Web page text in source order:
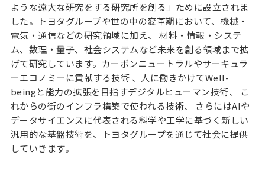
ような遠大な研究をする研究所を創る」ために設立されま
した。トヨタグループや世の中の変革期において、機械・
電気・通信などの研究領域に加え、 材料・情報・システ
ム、数理・量子、社会システムなど未来を創る領域まで拡
げて研究しています。カーボンニュートラルやサーキュラ
ーエコノミーに貢献する技術 、人に働きかけてWell-
beingと能力の拡張を目指すデジタルヒューマン技術、 こ
れからの街のインフラ構築で使われる技術、 さらにはAIや
データサイエンスに代表される科学や工学に基づく新しい
汎用的な基盤技術を、トヨタグループを通じて社会に提供
していきます。